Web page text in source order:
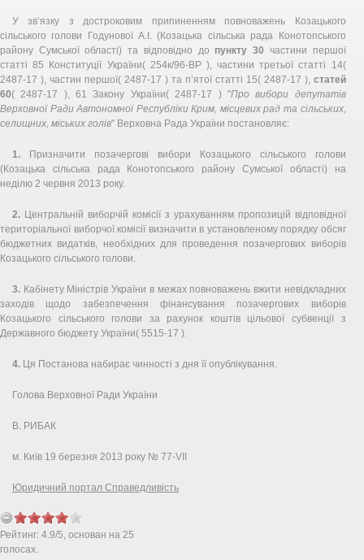
У зв’язку з достроковим припиненням повноважень Козацького
сільського голови Годунової А.І. (Козацька сільська рада Конотопського
району Сумської області) та відповідно до пункту 30 частини першої
статті 85 Конституції України( 254к/96-ВР ), частини третьої статті 14(
2487-17 ), частин першої( 2487-17 ) та п’ятої статті 15( 2487-17 ), статей
60( 2487-17 ), 61 Закону України( 2487-17 ) "Про вибори депутатів
Верховної Ради Автономної Республіки Крим, місцевих рад та сільських,
селищних, міських голів" Верховна Рада України постановляє:
1. Призначити позачергові вибори Козацького сільського голови
(Козацька сільська рада Конотопського району Сумської області) на
неділю 2 червня 2013 року.
2. Центральній виборчій комісії з урахуванням пропозицій відповідної
територіальної виборчої комісії визначити в установленому порядку обсяг
бюджетних видатків, необхідних для проведення позачергових виборів
Козацького сільського голови.
3. Кабінету Міністрів України в межах повноважень вжити невідкладних
заходів щодо забезпечення фінансування позачергових виборів
Козацького сільського голови за рахунок коштів цільової субвенції з
Державного бюджету України( 5515-17 ).
4. Ця Постанова набирає чинності з дня її опублікування.
Голова Верховної Ради України
В. РИБАК
м. Київ 19 березня 2013 року № 77-VII
Юридичний портал Справедливість
Рейтинг: 4.9/5, основан на 25
голосах.